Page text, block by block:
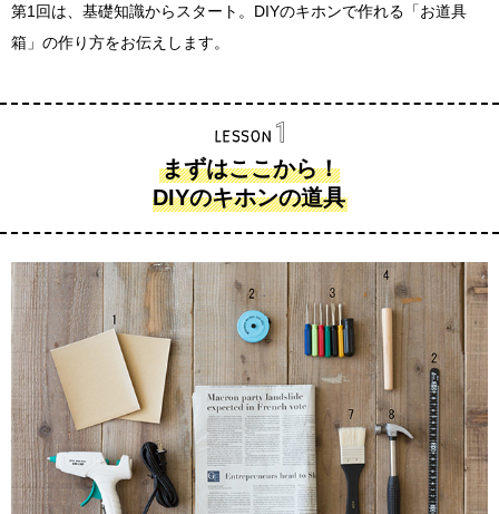
第1回は、基礎知識からスタート。DIYのキホンで作れる「お道具
箱」の作り方をお伝えします。
まずはここから！
DIYのキホンの道具